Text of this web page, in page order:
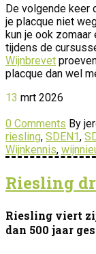
De volgende keer
je placque niet
kun je ook
tijdens de
Wijnbrevet
placque dan wel
13 mrt 2026
0 Comments By
riesling, SDEN1,
Wijnkennis,
Riesling
Riesling viert
dan 500 jaar